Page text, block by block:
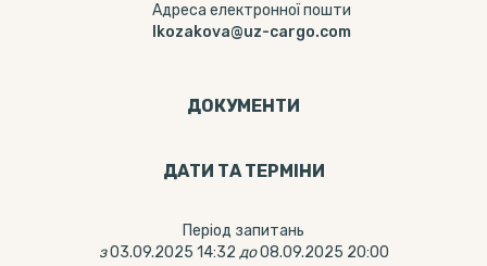
Адреса електронної пошти
lkozakova@uz-cargo.com
ДОКУМЕНТИ
ДАТИ ТА ТЕРМIНИ
Період запитань
з 03.09.2025 14:32 до 08.09.2025 20:00